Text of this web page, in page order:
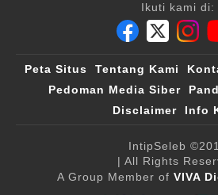
Ikuti kami di:
Peta Situs Tentang Kami
Pedoman Media Siber
Disclaimer
Info
IntipSeleb
| All Rights
A Group Member of VIVA